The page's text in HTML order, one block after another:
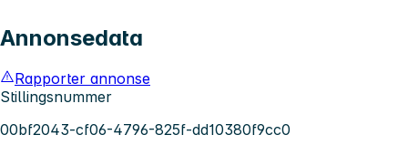
Annonsedata
Rapporter annonse
Stillingsnummer
00bf2043-cf06-4796-825f-dd10380f9cc0